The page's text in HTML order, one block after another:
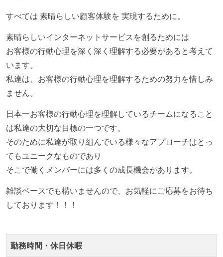
コード品質向上のための取り組み
ーまたはペアプログラミングを実施している
「リファクタリングは随時行われるべき」という価値
観をメンバー全員が共有しており、日常的に実施して
いる
提出されたコードには自動的にリグレッションテスト
が実行される環境が構築されている
テストの実施度
ほとんどのプロダクトコードに単体テストを記述、実
施している
想定される複数環境での品質チェックを義務づけてい
る
アジャイル実践状況
1ヶ月以下の短い期間でのイテレーション開発を実践
すべては 素晴らしい顧客体験を 実現するために。
素晴らしいインターネットサービスを創るためには
お客様の行動心理を深く深く理解する必要があると考えて
います。
私達は、お客様の行動心理を理解するための努力を惜しみ
ません。
日本一お客様の行動心理を理解しているチームになること
は私達の大切な目標の一つです。
そのために私達が取り組んでいる様々なアプローチはとっ
てもユニークなものであり
そこで働くメンバーには多くの成長機会があります。
雑談ベースでも構いませんので、お気軽にご応募をお待ち
しております！！！
勤務時間・休日休暇